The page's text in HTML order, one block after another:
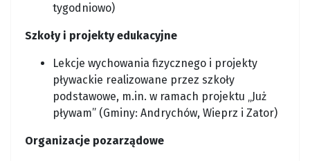
tygodniowo)
Szkoły i projekty edukacyjne
Lekcje wychowania fizycznego i projekty
pływackie realizowane przez szkoły
podstawowe, m.in. w ramach projektu „Już
pływam” (Gminy: Andrychów, Wieprz i Zator)
Organizacje pozarządowe